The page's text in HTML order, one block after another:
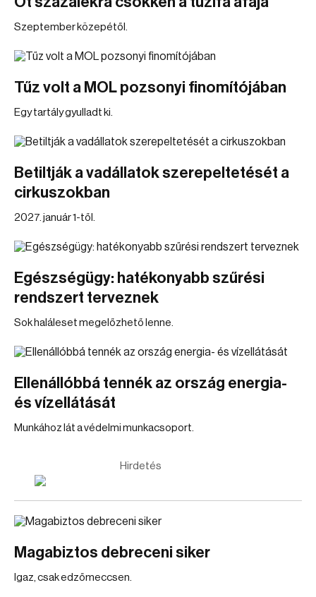
Szeptember közepétől.
Tűz volt a MOL pozsonyi finomítójában
Egy tartály gyulladt ki.
Betiltják a vadállatok szerepeltetését a
cirkuszokban
2027. január 1-től.
Egészségügy: hatékonyabb szűrési
rendszert terveznek
Sok haláleset megelőzhető lenne.
Ellenállóbbá tennék az ország energia-
és vízellátását
Munkához lát a védelmi munkacsoport.
Hirdetés
Magabiztos debreceni siker
Igaz, csak edzőmeccsen.